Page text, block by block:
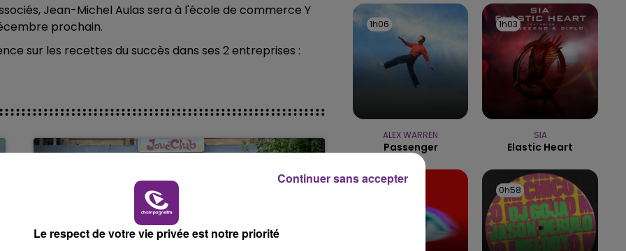
LA FAMILLE
10h00 - 14h00
LE TICKET DE CAISSE
Jean-Michel Aulas sera à l'école de commerce Y
prochain.
sur les recettes du succès dans ses 2 entreprises :
1h06
1h06
ALEX WARREN
Passenger
1h03
1h03
SIA
Elastic Heart
0h58
0h58
Le respect de votre vie privée est notre priorité
Continuer sans accepter